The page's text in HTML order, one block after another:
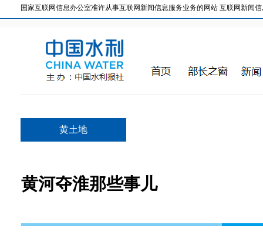
国家互联网信息办公室准许从事互联网新闻信息服务业务的网站 互联网新闻信
黄土地
黄河夺淮那些事儿